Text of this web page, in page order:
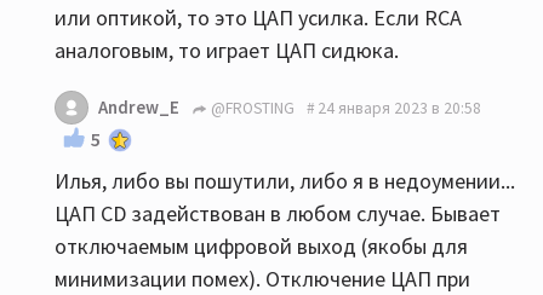
или оптикой, то это ЦАП усилка. Если RCA
аналоговым, то играет ЦАП сидюка.
Andrew_E @FROSTING 24 января 2023 в 20:58
5
Илья, либо вы пошутили, либо я в недоумении...
ЦАП CD задействован в любом случае. Бывает
отключаемым цифровой выход (якобы для
минимизации помех). Отключение ЦАП при